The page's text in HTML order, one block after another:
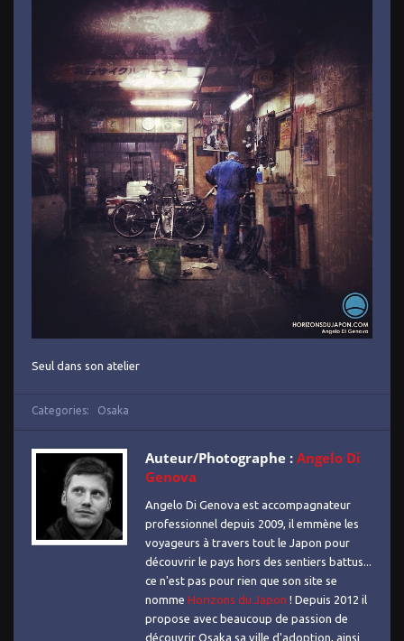
Seul dans son atelier
Categories: Osaka
Auteur/Photographe : Angelo Di
Genova
Angelo Di Genova est accompagnateur
professionnel depuis 2009, il emmène les
voyageurs à travers tout le Japon pour
découvrir le pays hors des sentiers battus...
ce n'est pas pour rien que son site se
nomme Horizons du Japon ! Depuis 2012 il
propose avec beaucoup de passion de
découvrir Osaka sa ville d'adoption, ainsi